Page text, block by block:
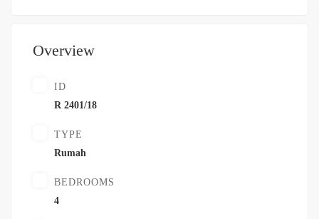
Overview
ID
R 2401/18
TYPE
Rumah
BEDROOMS
4